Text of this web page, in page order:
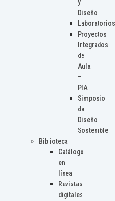
y
Diseño
Laboratorios
Proyectos
Integrados
de
Aula
–
PIA
Simposio
de
Diseño
Sostenible
Biblioteca
Catálogo
en
línea
Revistas
digitales